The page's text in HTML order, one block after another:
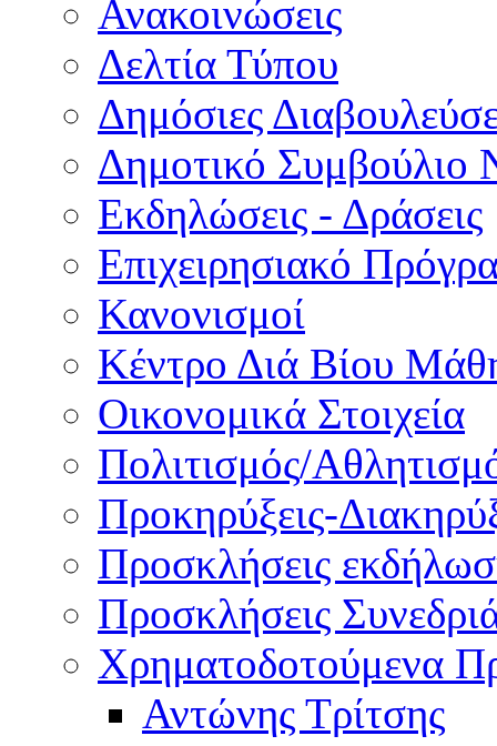
Ανακοινώσεις
Δελτία Τύπου
Δημόσιες
Δημοτικό Συμβούλιο
Εκδηλώσεις - Δράσεις
Επιχειρησιακό
Κανονισμοί
Κέντρο Διά Βίου
Οικονομικά Στοιχεία
Πολιτισμός/
Προκηρύξεις-
Προσκλήσεις
Προσκλήσεις
Χρηματοδοτούμενα
Αντώνης Τρίτσης